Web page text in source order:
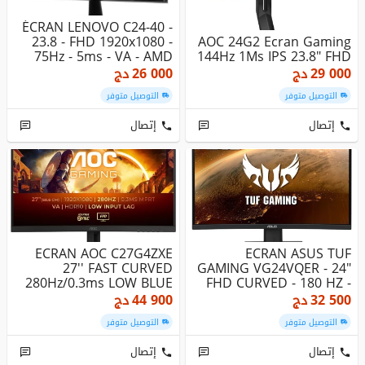
AOC 24G2 Ecran Gaming
144Hz 1Ms IPS 23.8" FHD
29 000دج
التوصيل متوفر
إتصال
ÉCRAN LENOVO C24-40 -
23.8 - FHD 1920x1080 -
75Hz - 5ms - VA - AMD
Fre...
26 000دج
التوصيل متوفر
إتصال
ECRAN ASUS TUF
GAMING VG24VQER - 24"
FHD CURVED - 180 HZ -
1MS - A-SYN...
32 500دج
التوصيل متوفر
إتصال
ECRAN AOC C27G4ZXE
27'' FAST CURVED
280Hz/0.3ms LOW BLUE
44 900دج
التوصيل متوفر
إتصال